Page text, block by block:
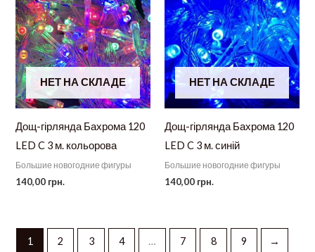
НЕТ НА СКЛАДЕ
Дощ-гірлянда Бахрома 120
LED C 3 м. кольорова
Большие новогодние фигуры
140,00 грн.
НЕТ НА СКЛАДЕ
Дощ-гірлянда Бахрома 120
LED C 3 м. синій
Большие новогодние фигуры
140,00 грн.
1 2 3 4 … 7 8 9 →